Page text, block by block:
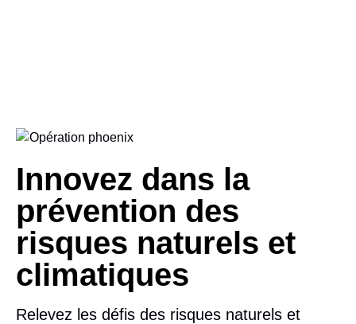
Innovez dans la
prévention des
risques naturels et
climatiques
Relevez les défis des risques naturels et